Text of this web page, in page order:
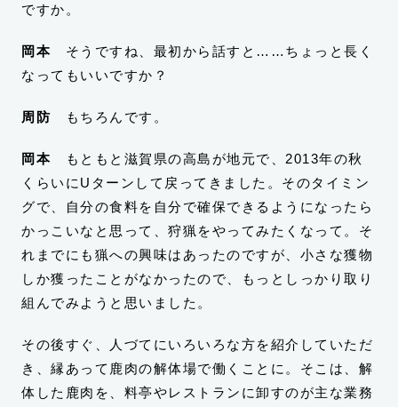
ですか。
岡本 そうですね、最初から話すと……ちょっと長く
なってもいいですか？
周防 もちろんです。
岡本 もともと滋賀県の高島が地元で、2013年の秋
くらいにUターンして戻ってきました。そのタイミン
グで、自分の食料を自分で確保できるようになったら
かっこいなと思って、狩猟をやってみたくなって。そ
れまでにも猟への興味はあったのですが、小さな獲物
しか獲ったことがなかったので、もっとしっかり取り
組んでみようと思いました。
その後すぐ、人づてにいろいろな方を紹介していただ
き、縁あって鹿肉の解体場で働くことに。そこは、解
体した鹿肉を、料亭やレストランに卸すのが主な業務